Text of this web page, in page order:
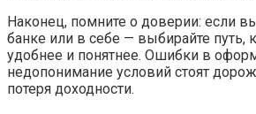
Наконец, помните о доверии: если
банке или в себе — выбирайте путь,
удобнее и понятнее. Ошибки в
недопонимание условий стоят
потеря доходности.